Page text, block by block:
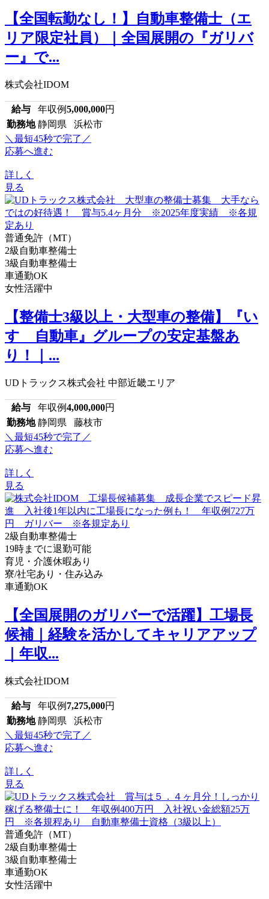
【全国転勤なし！】自動車整備士（エ
リア限定社員）｜全国展開の『ガリバ
ー』で...
株式会社IDOM
給与 年収例5,000,000円
勤務地 静岡県 浜松市
＼最短45秒で完了／
応募へ進む
詳しく
見る
普通免許（MT）
2級自動車整備士
3級自動車整備士
車通勤OK
女性活躍中
【整備士3級以上・大型車の整備】『い
すゞ自動車』グループの安定基盤あ
り！｜...
UDトラックス株式会社 中部近畿エリア
給与 年収例4,000,000円
勤務地 静岡県 藤枝市
＼最短45秒で完了／
応募へ進む
詳しく
見る
2級自動車整備士
19時までに退勤可能
育児・介護休暇あり
寮/社宅あり・住み込み
車通勤OK
【全国展開のガリバーで活躍】工場長
候補｜経験を活かしてキャリアアップ
｜年収...
株式会社IDOM
給与 年収例 7,275,000円
勤務地 静岡県 浜松市
＼最短45秒で完了／
応募へ進む
詳しく
見る
普通免許（MT）
2級自動車整備士
3級自動車整備士
車通勤OK
女性活躍中